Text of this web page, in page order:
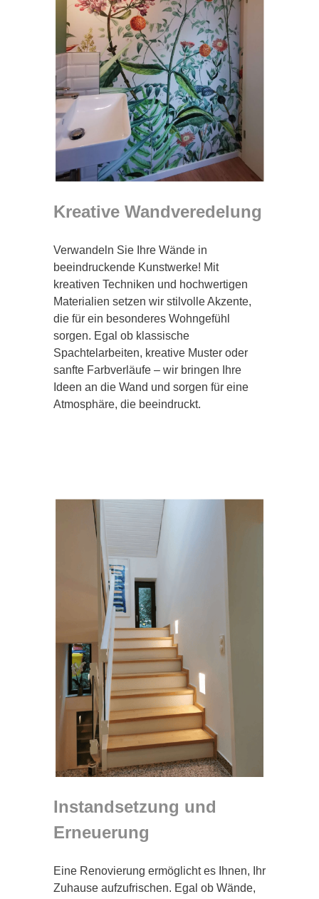
Kreative Wandveredelung
Verwandeln Sie Ihre Wände in
beeindruckende Kunstwerke! Mit
kreativen Techniken und hochwertigen
Materialien setzen wir stilvolle Akzente,
die für ein besonderes Wohngefühl
sorgen. Egal ob klassische
Spachtelarbeiten, kreative Muster oder
sanfte Farbverläufe – wir bringen Ihre
Ideen an die Wand und sorgen für eine
Atmosphäre, die beeindruckt.
Instandsetzung und
Erneuerung
Eine Renovierung ermöglicht es Ihnen, Ihr
Zuhause aufzufrischen. Egal ob Wände,